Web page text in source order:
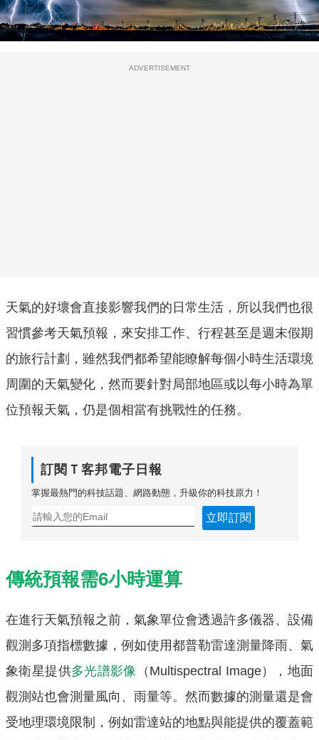
ADVERTISEMENT
天氣的好壞會直接影響我們的日常生活，所以我們也很
習慣參考天氣預報，來安排工作、行程甚至是週末假期
的旅行計劃，雖然我們都希望能瞭解每個小時生活環境
周圍的天氣變化，然而要針對局部地區或以每小時為單
位預報天氣，仍是個相當有挑戰性的任務。
訂閱Ｔ客邦電子日報
掌握最熱門的科技話題、網路動態，升級你的科技原力！
立即訂閱
傳統預報需6小時運算
在進行天氣預報之前，氣象單位會透過許多儀器、設備
觀測多項指標數據，例如使用都普勒雷達測量降雨、氣
象衛星提供多光譜影像 （Multispectral Image），地面
觀測站也會測量風向、雨量等。然而數據的測量還是會
受地理環境限制，例如雷達站的地點與能提供的覆蓋範